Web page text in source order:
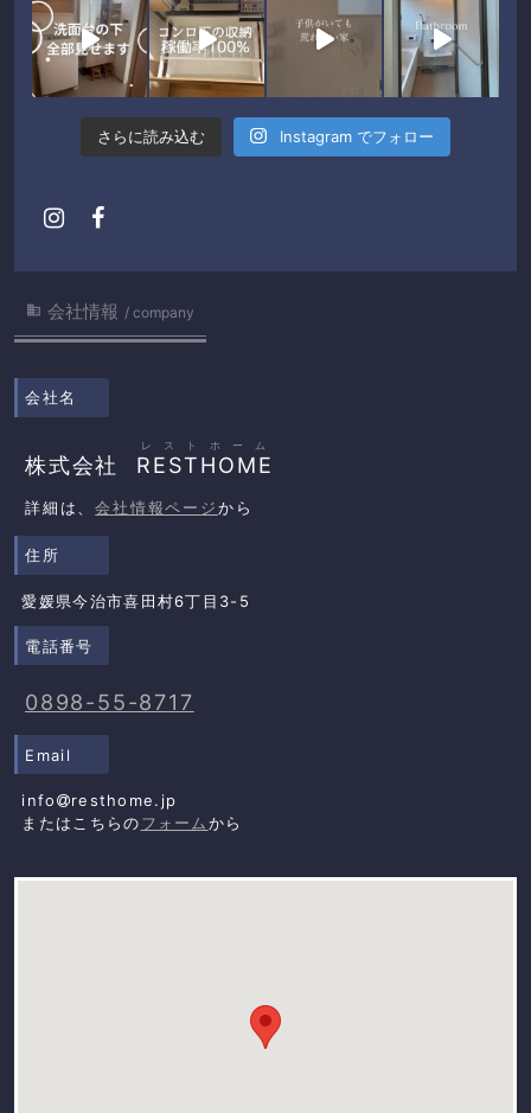
さらに読み込む Instagram でフォロー
 会社情報 company
会社名
株式会社 RESTHOME
レストホーム
詳細は、会社情報ページから
住所
愛媛県今治市喜田村6丁目3-5
電話番号
0898-55-8717
Email
info
resthome.jp
またはこちらのフォーム から